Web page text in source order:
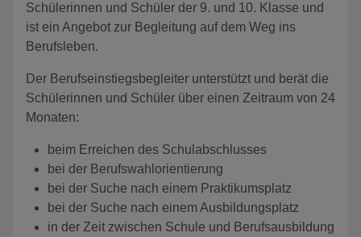
Schülerinnen und Schüler der 9. und 10. Klasse und
ist ein Angebot zur Begleitung auf dem Weg ins
Berufsleben.
Der Berufseinstiegsbegleiter unterstützt und berät die
Schülerinnen und Schüler über einen Zeitraum von 24
Monaten:
beim Erreichen des Schulabschlusses
bei der Berufswahlorientierung
bei der Suche nach einem Praktikumsplatz
bei der Suche nach einem Ausbildungsplatz
in der Zeit zwischen Schule und Berufsausbildung